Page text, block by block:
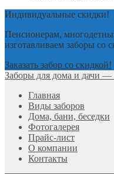
Индивидуальные скидки!
Пенсионерам,
изготавливаем заборы со
Заказать забор со скидкой!
Заборы для дома и дачи —
Главная
Виды заборов
Дома, бани, беседки
Фотогалерея
Прайс-лист
О компании
Контакты